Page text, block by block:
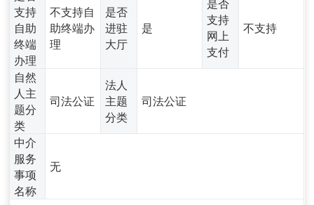
支持
自助
终端
办理
不支持自
助终端办
理
是否
进驻
大厅
是
支持
网上
支付
不支持
自然
人主
题分
类
司法公证
法人
主题
分类
司法公证
中介
服务
事项
名称
无